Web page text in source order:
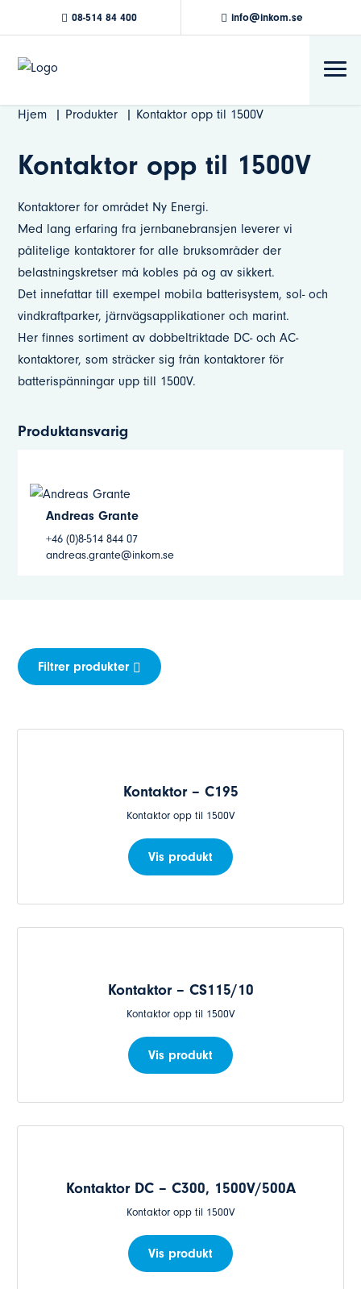
08-514 84 400 info@inkom.se
Hjem Produkter Kontaktor opp til 1500V
Kontaktor opp til 1500V
Kontaktorer for området Ny Energi.
Med lang erfaring fra jernbanebransjen leverer vi
pålitelige kontaktorer for alle bruksområder der
belastningskretser må kobles på og av sikkert.
Det innefattar till exempel mobila batterisystem, sol- och
vindkraftparker, järnvägsapplikationer och marint.
Her finnes sortiment av dobbeltriktade DC- och AC-
kontaktorer, som sträcker sig från kontaktorer för
batterispänningar upp till 1500V.
Produktansvarig
Andreas Grante
+46 (0)8-514 844 07
andreas.grante@inkom.se
Filtrer produkter
Kontaktor – C195
Kontaktor opp til 1500V
Vis produkt
Kontaktor – CS115/10
Kontaktor opp til 1500V
Vis produkt
Kontaktor DC – C300, 1500V/500A
Kontaktor opp til 1500V
Vis produkt